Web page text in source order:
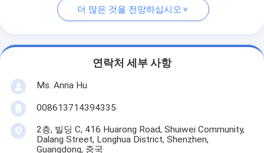
더 많은 것을 전망하십시오
연락처 세부 사항
Ms. Anna Hu
008613714394335
2층, 빌딩 C, 416 Huarong Road, Shuiwei Community,
Dalang Street, Longhua District, Shenzhen,
Guangdong, 중국